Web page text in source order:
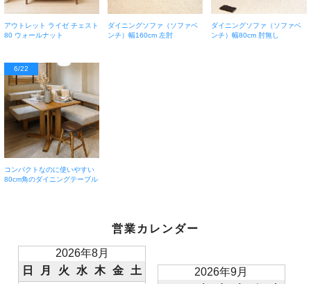
アウトレット ライゼ チェスト
80 ウォールナット
ダイニングソファ（ソファベ
ンチ）幅160cm 左肘
ダイニングソファ（ソファベ
ンチ）幅80cm 肘無し
6/22
コンパクトなのに使いやすい
80cm角のダイニングテーブル
営業カレンダー
2026年8月
日
月 火 水 木 金 土
2026年9月